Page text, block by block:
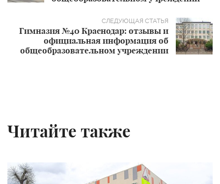
Гимназия №40 Краснодар: отзывы и
официальная информация об
общеобразовательном учреждении
Читайте также